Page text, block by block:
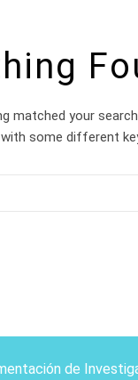
matched your
some different
de